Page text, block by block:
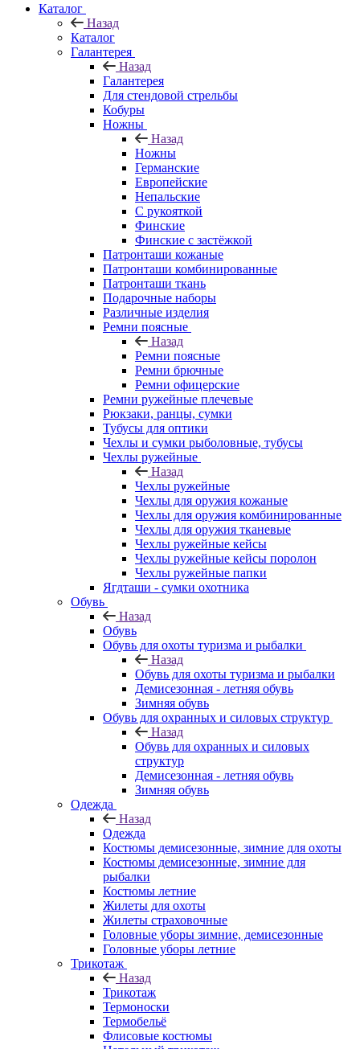
Каталог
Назад
Каталог
Галантерея
Назад
Галантерея
Для стендовой стрельбы
Кобуры
Ножны
Назад
Ножны
Германские
Европейские
Непальские
С рукояткой
Финские
Финские с застёжкой
Патронташи кожаные
Патронташи комбинированные
Патронташи ткань
Подарочные наборы
Различные изделия
Ремни поясные
Назад
Ремни поясные
Ремни брючные
Ремни офицерские
Ремни ружейные плечевые
Рюкзаки, ранцы, сумки
Тубусы для оптики
Чехлы и сумки рыболовные, тубусы
Чехлы ружейные
Назад
Чехлы ружейные
Чехлы для оружия кожаные
Чехлы для оружия комбинированные
Чехлы для оружия тканевые
Чехлы ружейные кейсы
Чехлы ружейные кейсы поролон
Чехлы ружейные папки
Ягдташи - сумки охотника
Обувь
Назад
Обувь
Обувь для охоты туризма и рыбалки
Назад
Обувь для охоты туризма и рыбалки
Демисезонная - летняя обувь
Зимняя обувь
Обувь для охранных и силовых структур
Назад
Обувь для охранных и силовых
структур
Демисезонная - летняя обувь
Зимняя обувь
Одежда
Назад
Одежда
Костюмы демисезонные, зимние для охоты
Костюмы демисезонные, зимние для
рыбалки
Костюмы летние
Жилеты для охоты
Жилеты страховочные
Головные уборы зимние, демисезонные
Головные уборы летние
Трикотаж
Назад
Трикотаж
Термоноски
Термобельё
Флисовые костюмы